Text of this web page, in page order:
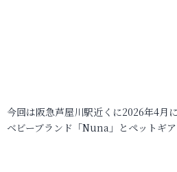
今回は阪急芦屋川駅近くに2026年4月
ベビーブランド「Nuna」とペットギ